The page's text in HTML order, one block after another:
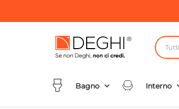
Tutti
Bagno Interno